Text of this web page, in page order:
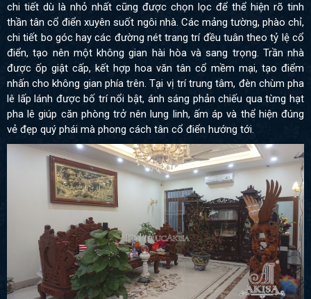
chi tiết dù là nhỏ nhất cũng được chọn lọc để thể hiện rõ tinh
thần tân cổ điển xuyên suốt ngôi nhà. Các mảng tường, phào chỉ,
chi tiết bo góc hay các đường nét trang trí đều tuân theo tỷ lệ cổ
điển, tạo nên một không gian hài hòa và sang trọng. Trần nhà
được ốp giật cấp, kết hợp hoa văn tân cổ mềm mại, tạo điểm
nhấn cho không gian phía trên. Tại vị trí trung tâm, đèn chùm pha
lê lấp lánh được bố trí nổi bật, ánh sáng phản chiếu qua từng hạt
pha lê giúp căn phòng trở nên lung linh, ấm áp và thể hiện đúng
vẻ đẹp quý phái mà phong cách tân cổ điển hướng tới.